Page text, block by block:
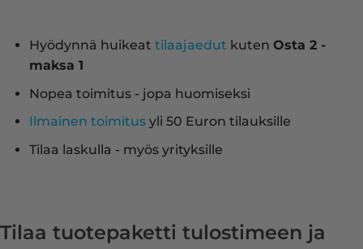
Hyödynnä huikeat tilaajaedut kuten Osta 2 -
maksa 1
Nopea toimitus - jopa huomiseksi
Ilmainen toimitusyli 50 Euron tilauksille
Tilaa laskulla - myös yrityksille
Tilaa tuotepaketti tulostimeen ja